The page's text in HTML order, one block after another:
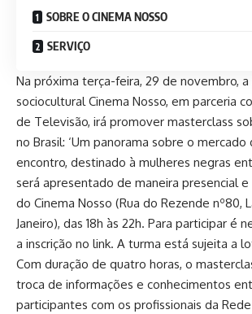
SOBRE O CINEMA NOSSO
SERVIÇO
Na próxima terça-feira, 29 de novembro, a
sociocultural Cinema Nosso, em parceria
de Televisão, irá promover masterclass
no Brasil: ‘Um panorama sobre o mercado
encontro, destinado à mulheres negras
será apresentado de maneira presencial
do Cinema Nosso (Rua do Rezende nº80,
Janeiro), das 18h às 22h. Para participar é
a inscrição no link. A turma está sujeita a
Com duração de quatro horas, o
troca de informações e conhecimentos
participantes com os profissionais da